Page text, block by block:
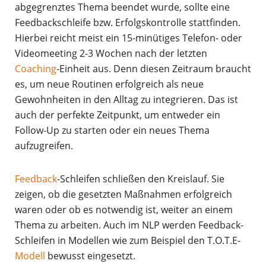
abgegrenztes Thema beendet wurde, sollte eine
Feedbackschleife bzw. Erfolgskontrolle stattfinden.
Hierbei reicht meist ein 15-minütiges Telefon- oder
Videomeeting 2-3 Wochen nach der letzten
Coaching-Einheit aus. Denn diesen Zeitraum braucht
es, um neue Routinen erfolgreich als neue
Gewohnheiten in den Alltag zu integrieren. Das ist
auch der perfekte Zeitpunkt, um entweder ein
Follow-Up zu starten oder ein neues Thema
aufzugreifen.
Feedback-Schleifen schließen den Kreislauf. Sie
zeigen, ob die gesetzten Maßnahmen erfolgreich
waren oder ob es notwendig ist, weiter an einem
Thema zu arbeiten. Auch im NLP werden Feedback-
Schleifen in Modellen wie zum Beispiel den T.O.T.E-
Modell bewusst eingesetzt.